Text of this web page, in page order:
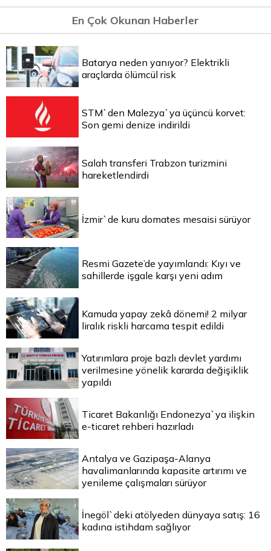
En Çok Okunan Haberler
Batarya neden yanıyor? Elektrikli
araçlarda ölümcül risk
STM`den Malezya`ya üçüncü korvet:
Son gemi denize indirildi
Salah transferi Trabzon turizmini
hareketlendirdi
İzmir`de kuru domates mesaisi sürüyor
Resmi Gazete’de yayımlandı: Kıyı ve
sahillerde işgale karşı yeni adım
Kamuda yapay zekâ dönemi! 2 milyar
liralık riskli harcama tespit edildi
Yatırımlara proje bazlı devlet yardımı
verilmesine yönelik kararda değişiklik
yapıldı
Ticaret Bakanlığı Endonezya`ya ilişkin
e-ticaret rehberi hazırladı
Antalya ve Gazipaşa-Alanya
havalimanlarında kapasite artırımı ve
yenileme çalışmaları sürüyor
İnegöl`deki atölyeden dünyaya satış: 16
kadına istihdam sağlıyor